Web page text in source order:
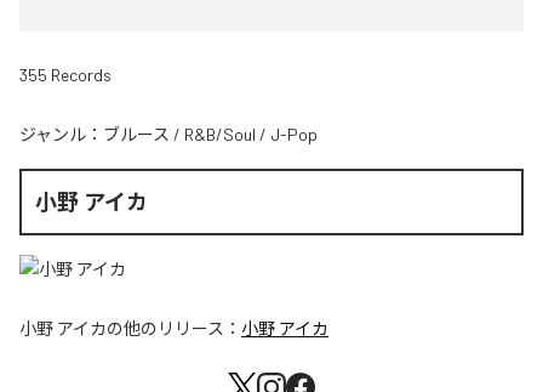
355 Records
ジャンル： ブルース / R&B/Soul / J-Pop
小野 アイカ
小野 アイカの他のリリース： 小野 アイカ